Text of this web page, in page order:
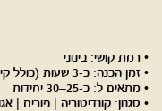
• רמת קושי: בינוני
• זמן הכנה: כ-3 שעות (כולל קירור)
• מתאים ל: כ-25–30 יחידות
• סגנון: קונדיטוריה | פורים |